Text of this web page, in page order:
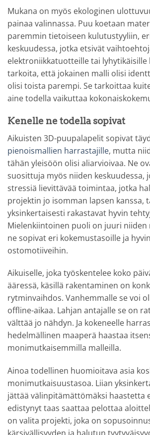
Mukana on myös ekologinen
painaa valinnassa. Puu koetaan
paremmin tietoiseen kulutustyyliin,
keskuudessa, jotka etsivät
elektroniikkatuotteille tai lyhytikäisille
tarkoita, että jokainen malli olisi
olisi toista parempi. Se tarkoittaa
aine todella vaikuttaa
Kenelle ne todella sopivat
Aikuisten 3D-puupalapelit sopivat
pienoismallien harrastajille, mutta
tähän yleisöön olisi aliarvioivaa. Ne
suosittuja myös niiden keskuudessa,
stressiä lievittävää toimintaa, jotka
projektin jo isomman lapsen kanssa,
yksinkertaisesti rakastavat hyvin
Mielenkiintoinen puoli on juuri niiden
ne sopivat eri kokemustasoille ja
ostomotiiveihin.
Aikuiselle, joka työskentelee koko
ääressä, käsillä rakentaminen on
rytminvaihdos. Vanhemmalle se voi
offline-aikaa. Lahjan antajalle se on
välttää jo nähdyn. Ja kokeneelle
hedelmällinen maaperä haastaa
monimutkaisemmilla malleilla.
Ainoa todellinen huomioitava asia
monimutkaisuustasoa. Liian
jättää välinpitämättömäksi haastetta
edistynyt taas saattaa pelottaa
on valita projekti, joka on